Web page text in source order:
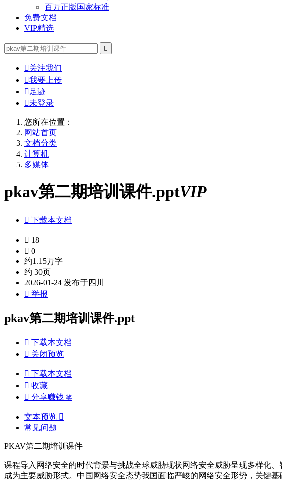
百万正版国家标准
免费文档
VIP精选

关注我们
我要上传
 足迹
未登录
您所在位置：
网站首页
文档分类
计算机
多媒体
pkav第二期培训课件.pptVIP
 下载本文档
 18
 0
约1.15万字
约 30页
2026-01-24 发布于四川
 举报
pkav第二期培训课件.ppt
 下载本文档
 关闭预览
 下载本文档
 收藏
 分享赚钱 奖
文本预览 
常见问题
PKAV第二期培训课件
课程导入网络安全的时代背景与挑战全球威胁现状网络安全威胁呈现多样化
成为主要威胁形式。中国网络安全态势我国面临严峻的网络安全形势，关键